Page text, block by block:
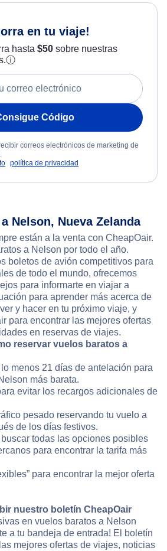
en tu viaje!
hasta $50sobre nuestras
ⓘ
Código
correos electrónicos de marketing de
política de privacidad
Nelson, Nueva Zelanda
están a la venta con CheapOair.
a Nelson por todo el año.
boletos de avión competitivos para
de todo el mundo, ofrecemos
para informarte en viajar a
para aprender más acerca de
y hacer en tu próximo viaje, y
para encontrar las mejores ofertas
en reservas de viajes.
reservar vuelos baratos a
menos 21 días de antelación para
más barata.
evitar los recargos adicionales de
pesado reservando tu vuelo a
de los días festivos.
todas las opciones posibles
para encontrar la tarifa más
para encontrar la mejor oferta
nuestro boletín CheapOair
en vuelos baratos a Nelson
a tu bandeja de entrada! El boletín
mejores ofertas de viajes, noticias